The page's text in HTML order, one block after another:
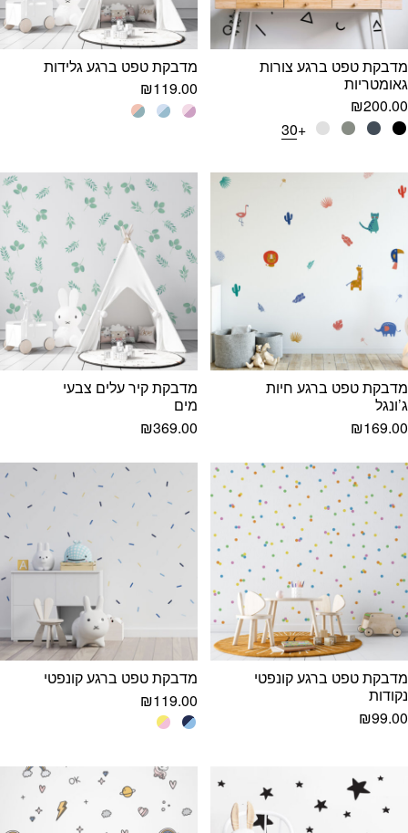
מדבקת טפט ברגע צורות
גאומטריות
₪200.00
+30
מדבקת טפט ברגע גלידות
₪119.00
מדבקת טפט ברגע חיות
ג’ונגל
₪169.00
מדבקת קיר עלים צבעי
מים
₪369.00
מדבקת טפט ברגע קונפטי
נקודות
₪99.00
מדבקת טפט ברגע קונפטי
₪119.00